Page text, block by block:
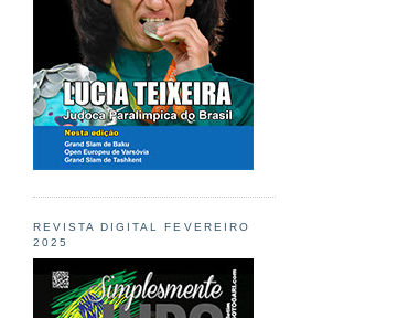
REVISTA DIGITAL FEVEREIRO
2025